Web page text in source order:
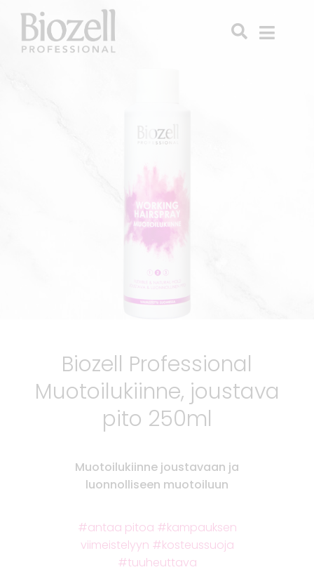
Biozell Professional
Muotoilukiinne, joustava
pito 250ml
Muotoilukiinne joustavaan ja
luonnolliseen muotoiluun
antaa pitoa
kampauksen
viimeistelyyn
kosteussuoja
tuuheuttava